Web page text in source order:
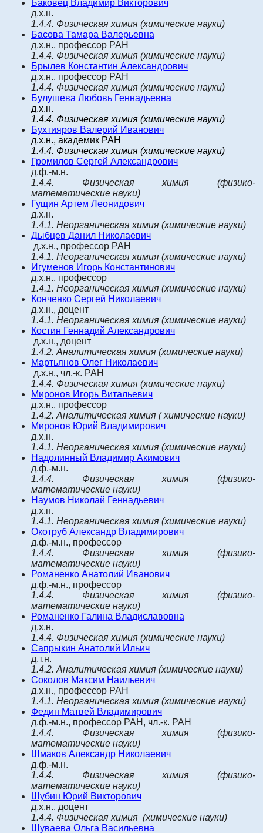
Баковец Владимир Викторович
д.х.н.
1.4.4. Физическая химия (химические науки)
Басова Тамара Валерьевна
д.х.н., профессор РАН
1.4.4. Физическая химия (химические науки)
Брылев Константин Александрович
д.х.н., профессор РАН
1.4.4. Физическая химия (химические науки)
Булушева Любовь Геннадьевна
д.х.н.
1.4.4. Физическая химия (химические науки)
Бухтияров Валерий Иванович
д.х.н., академик РАН
1.4.4. Физическая химия (химические науки)
Громилов Сергей Александрович
д.ф.-м.н.
1.4.4. Физическая химия(физико-
математические науки)
Гущин Артем Леонидович
д.х.н.
1.4.1. Неорганическая химия (химические науки)
Дыбцев Данил Николаевич
д.х.н., профессор РАН
1.4.1. Неорганическая химия (химические науки)
Игуменов Игорь Константинович
д.х.н., профессор
1.4.1. Неорганическая химия (химические науки)
Конченко Сергей Николаевич
д.х.н., доцент
1.4.1. Неорганическая химия (химические науки)
Костин Геннадий Александрович
д.х.н., доцент
1.4.2. Аналитическая химия (химические науки)
Мартьянов Олег Николаевич
д.х.н., чл.-к. РАН
1.4.4. Физическая химия (химические науки)
Миронов Игорь Витальевич
д.х.н., профессор
1.4.2. Аналитическая химия ( химические науки)
Миронов Юрий Владимирович
д.х.н.
1.4.1. Неорганическая химия (химические науки)
Надолинный Владимир Акимович
д.ф.-м.н.
1.4.4. Физическая химия(физико-
математические науки)
Наумов Николай Геннадьевич
д.х.н.
1.4.1. Неорганическая химия (химические науки)
Окотруб Александр Владимирович
д.ф.-м.н., профессор
1.4.4. Физическая химия(физико-
математические науки)
Романенко Анатолий Иванович
д.ф.-м.н., профессор
1.4.4. Физическая химия(физико-
математические науки)
Романенко Галина Владиславовна
д.х.н.
1.4.4. Физическая химия (химические науки)
Сапрыкин Анатолий Ильич
д.т.н.
1.4.2. Аналитическая химия (химические науки)
Соколов Максим Наильевич
д.х.н., профессор РАН
1.4.1. Неорганическая химия (химические науки)
Федин Матвей Владимирович
д.ф.-м.н., профессор РАН, чл.-к. РАН
1.4.4. Физическая химия(физико-
математические науки)
Ш маков Александр Николаевич
д.ф.-м.н.
1.4.4. Физическая химия(физико-
математические науки)
Шубин Юрий Викторович
д.х.н., доцент
1.4.4. Физическая химия (химические науки)
Шуваева Ольга Васильевна